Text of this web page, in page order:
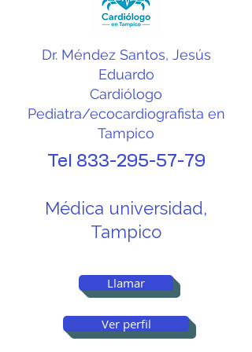
complicaciones a largo
plazo.
Dr. Méndez Santos, Jesús
Eduardo
Cardiólogo
Pediatra/ecocardiografista en
Tampico
Tel 833-295-57-79
Médica universidad,
Tampico
Llamar
Ver perfil